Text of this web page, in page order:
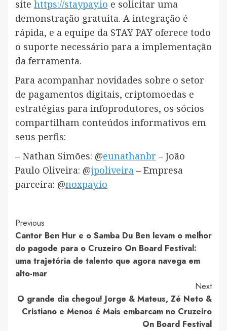
site https://staypay.io e solicitar uma
demonstração gratuita. A integração é
rápida, e a equipe da STAY PAY oferece todo
o suporte necessário para a implementação
da ferramenta.
Para acompanhar novidades sobre o setor
de pagamentos digitais, criptomoedas e
estratégias para infoprodutores, os sócios
compartilham conteúdos informativos em
seus perfis:
– Nathan Simões: @eunathanbr – João
Paulo Oliveira: @jpoliveira – Empresa
parceira: @noxpay.io
Post
Navigation
Previous
Cantor Ben Hur e o Samba Du Ben levam o melhor
do pagode para o Cruzeiro On Board Festival:
uma trajetória de talento que agora navega em
alto-mar
Next
O grande dia chegou! Jorge & Mateus, Zé Neto &
Cristiano e Menos é Mais embarcam no Cruzeiro
On Board Festival